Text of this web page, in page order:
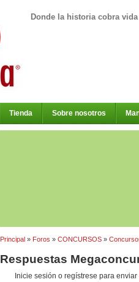
Donde la historia cobra vida
Tienda Sobre nosotros
Principal» Foros » CONCURSOS»
Respuestas
Inicie sesión o regístrese para